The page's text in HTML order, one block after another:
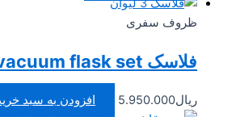
ظروف سفری
فلاسک vacuum flask set سه لیوان
5.950.000
افزودن به سبد خرید